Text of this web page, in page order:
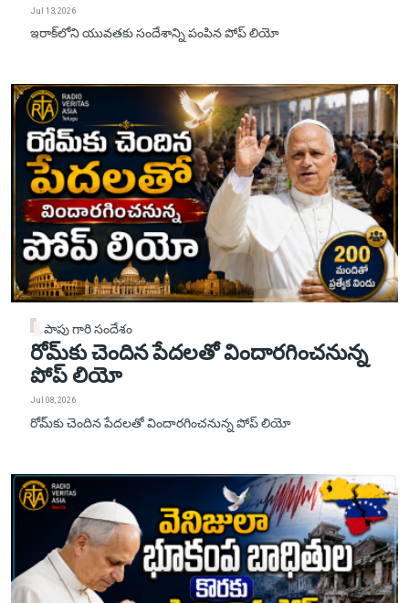
Jul 13, 2026
ఇరాక్‌లోని యువతకు సందేశాన్ని పంపిన పోప్ లియో
పాపు గారి సందేశం
రోమ్‌కు చెందిన పేదలతో విందారగించనున్న
పోప్ లియో
Jul 08, 2026
రోమ్‌కు చెందిన పేదలతో విందారగించనున్న పోప్ లియో